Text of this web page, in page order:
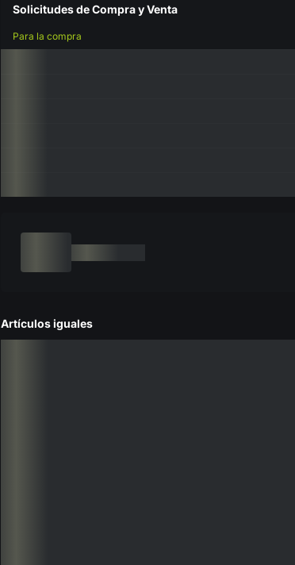
Solicitudes de Compra y Venta
Para la compra
Artículos iguales